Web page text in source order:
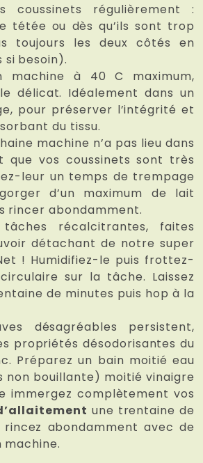
coussinets régulièrement :
tétée ou dès qu’ils sont trop
toujours les deux côtés en
besoin).
machine à 40 C maximum,
délicat. Idéalement dans un
pour préserver l’intégrité et
du tissu.
machine n’a pas lieu dans
que vos coussinets sont très
leur un temps de trempage
d’un maximum de lait
rincer abondamment.
récalcitrantes, faites
détachant de notre super
! Humidifiez-le puis frottez-
sur la tâche. Laissez
de minutes puis hop à la
désagréables persistent,
propriétés désodorisantes du
Préparez un bain moitié eau
non bouillante) moitié vinaigre
immergez complètement vos
une trentaine de
rincez abondamment avec de
machine.